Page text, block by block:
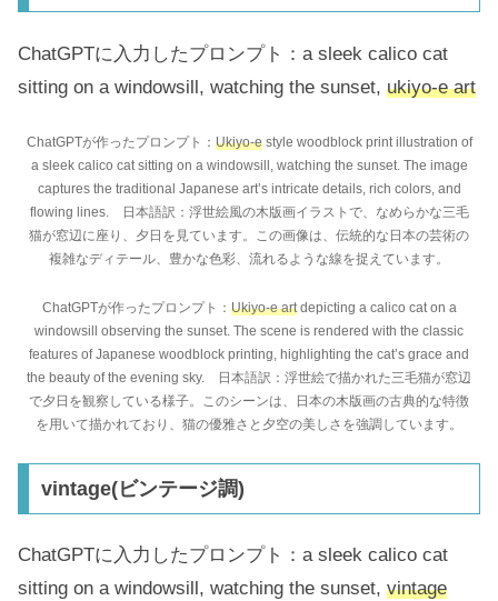
ChatGPTに入力したプロンプト：a sleek calico cat
sitting on a windowsill, watching the sunset, ukiyo-e art
ChatGPTが作ったプロンプト： Ukiyo-estyle woodblock print illustration of
a sleek calico cat sitting on a windowsill, watching the sunset. The image
captures the traditional Japanese art’s intricate details, rich colors, and
flowing lines. 日本語訳：浮世絵風の木版画イラストで、なめらかな三毛
猫が窓辺に座り、夕日を見ています。この画像は、伝統的な日本の芸術の
複雑なディテール、豊かな色彩、流れるような線を捉えています。
ChatGPTが作ったプロンプト： Ukiyo-e artdepicting a calico cat on a
windowsill observing the sunset. The scene is rendered with the classic
features of Japanese woodblock printing, highlighting the cat’s grace and
the beauty of the evening sky. 日本語訳：浮世絵で描かれた三毛猫が窓辺
で夕日を観察している様子。このシーンは、日本の木版画の古典的な特徴
を用いて描かれており、猫の優雅さと夕空の美しさを強調しています。
vintage(ビンテージ調)
ChatGPTに入力したプロンプト：a sleek calico cat
sitting on a windowsill, watching the sunset, vintage